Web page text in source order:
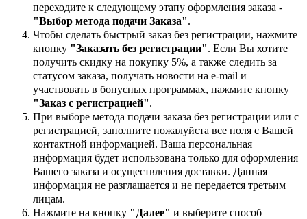
переходите к следующему этапу оформления заказа -
"Выбор метода подачи Заказа".
Чтобы сделать быстрый заказ без регистрации, нажмите
кнопку "Заказать без регистрации". Если Вы хотите
получить скидку на покупку 5%, а также следить за
статусом заказа, получать новости на e-mail и
участвовать в бонусных программах, нажмите кнопку
"Заказ с регистрацией".
При выборе метода подачи заказа без регистрации или с
регистрацией, заполните пожалуйста все поля с Вашей
контактной информацией. Ваша персональная
информация будет использована только для оформления
Вашего заказа и осуществления доставки. Данная
информация не разглашается и не передается третьим
лицам.
Нажмите на кнопку "Далее" и выберите способ